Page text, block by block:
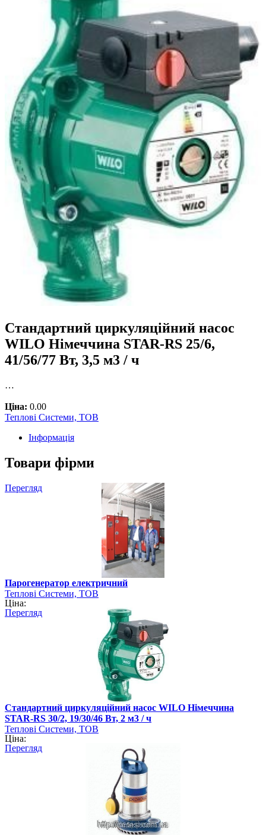
Стандартний циркуляційний насос
WILO Німеччина STAR-RS 25/6,
41/56/77 Вт, 3,5 м3 / ч
…
Ціна: 0.00
Теплові Системи, ТОВ
Інформація
Товари фірми
Перегляд
Парогенератор електричний
Теплові Системи, ТОВ
Ціна:
Перегляд
Стандартний циркуляційний насос WILO Німеччина
STAR-RS 30/2, 19/30/46 Вт, 2 м3 / ч
Теплові Системи, ТОВ
Ціна:
Перегляд